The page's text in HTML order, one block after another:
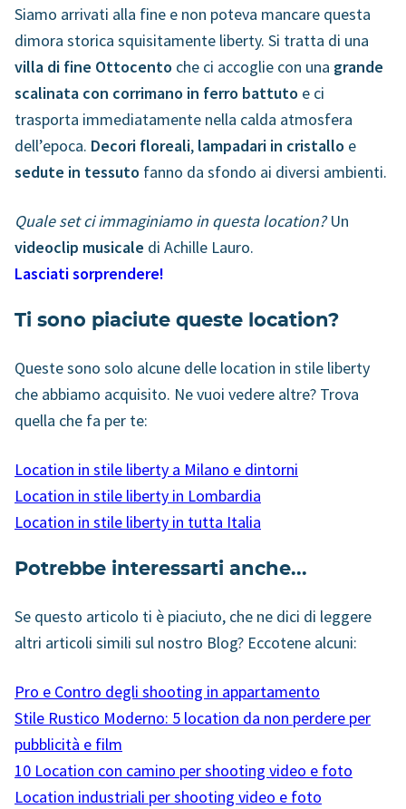
Siamo arrivati alla fine e non poteva mancare questa
dimora storica squisitamente liberty. Si tratta di una
villa di fine Ottocento che ci accoglie con una grande
scalinata con corrimano in ferro battuto e ci
trasporta immediatamente nella calda atmosfera
dell’epoca. Decori floreali, lampadari in cristallo e
sedute in tessuto fanno da sfondo ai diversi ambienti.
Quale set ci immaginiamo in questa location?Un
videoclip musicale di Achille Lauro.
Lasciati sorprendere!
Ti sono piaciute queste location?
Queste sono solo alcune delle location in stile liberty
che abbiamo acquisito. Ne vuoi vedere altre? Trova
quella che fa per te:
Location in stile liberty a Milano e dintorni
Location in stile liberty in Lombardia
Location in stile liberty in tutta Italia
Potrebbe interessarti anche...
Se questo articolo ti è piaciuto, che ne dici di leggere
altri articoli simili sul nostro Blog? Eccotene alcuni:
Pro e Contro degli shooting in appartamento
Stile Rustico Moderno: 5 location da non perdere per
pubblicità e film
10 Location con camino per shooting video e foto
Location industriali per shooting video e foto